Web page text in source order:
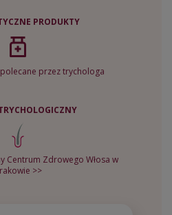
PRODUKTY
przez trychologa
Centrum Zdrowego Włosa w
>>